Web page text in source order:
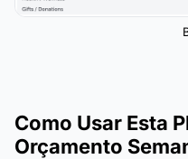
Como Usar Esta
Orçamento